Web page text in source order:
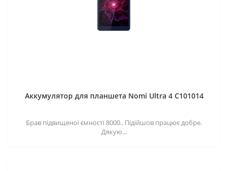
Аккумулятор для планшета Nomi Ultra 4 C101014
Брав підвищеної ємності 8000.. Підійшов працює добре.
Дякую...